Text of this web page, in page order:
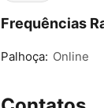
Frequências
Palhoça: Online